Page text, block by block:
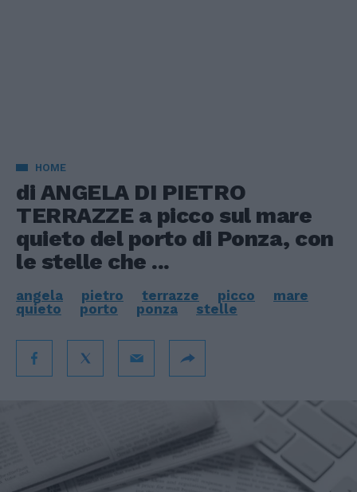
HOME
di ANGELA DI PIETRO
TERRAZZE a picco sul mare
quieto del porto di Ponza, con
le stelle che ...
angela pietro terrazze picco
mare
quieto
porto ponza stelle